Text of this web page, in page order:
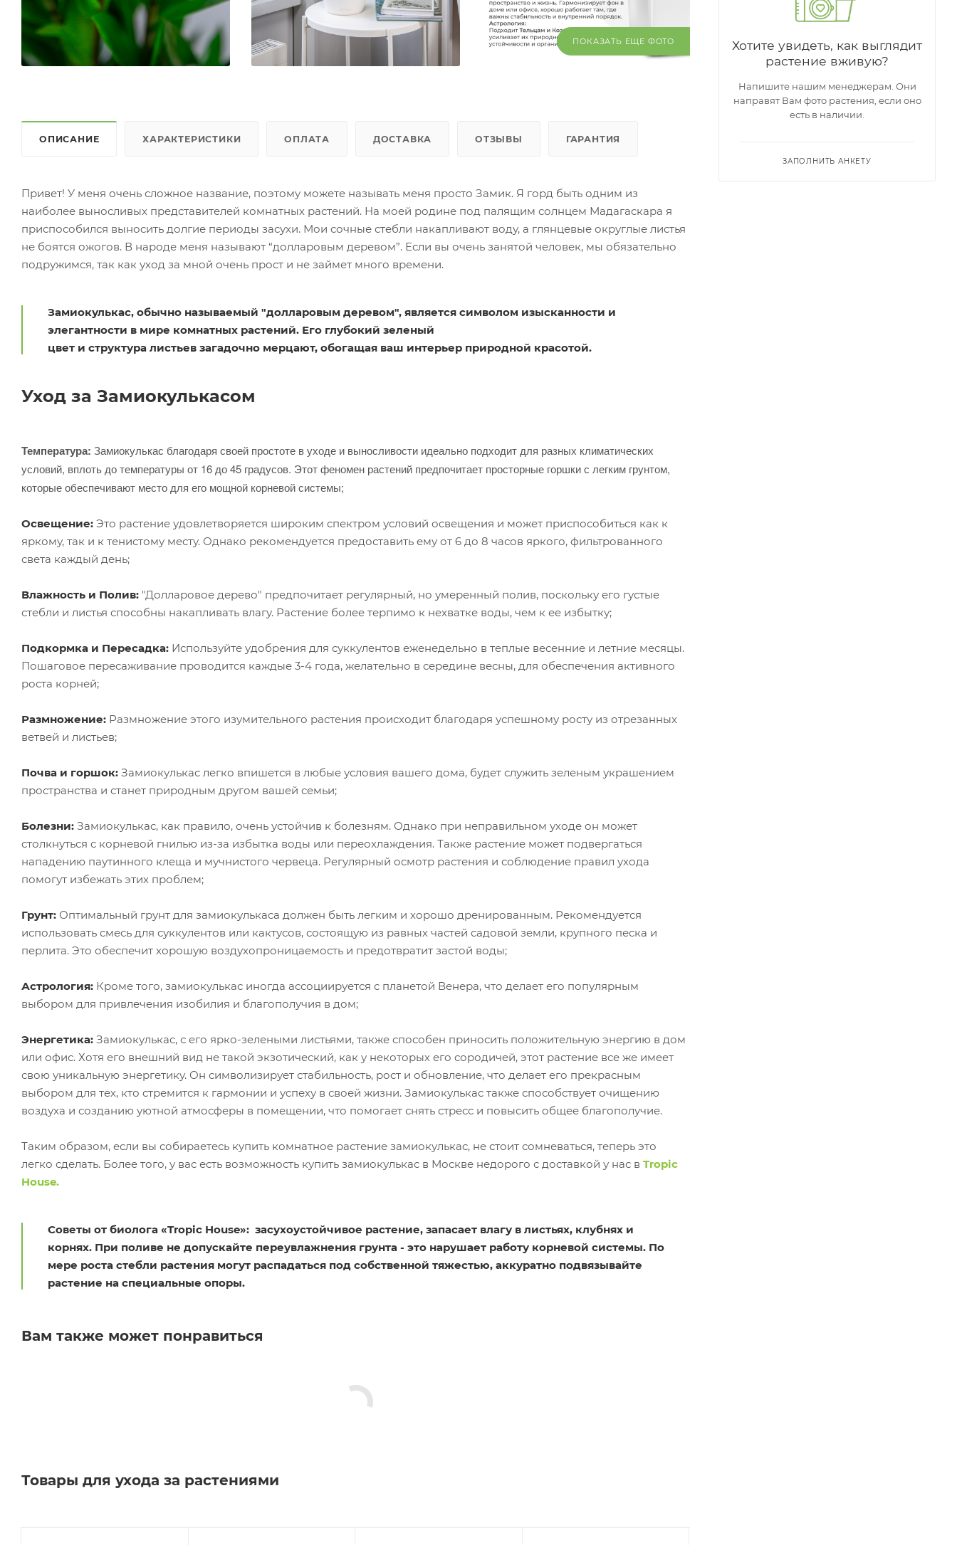
ПОКАЗАТЬ ЕЩЕ ФОТО
ОПИСАНИЕ ХАРАКТЕРИСТИКИ ОПЛАТА ДОСТАВКА ОТЗЫВЫ ГАРАНТИЯ
Привет! У меня очень сложное название, поэтому можете называть меня просто Замик. Я горд быть одним из
наиболее выносливых представителей комнатных растений. На моей родине под палящим солнцем Мадагаскара я
приспособился выносить долгие периоды засухи. Мои сочные стебли накапливают воду, а глянцевые округлые листья
не боятся ожогов. В народе меня называют “долларовым деревом”. Если вы очень занятой человек, мы обязательно
подружимся, так как уход за мной очень прост и не займет много времени.
Замиокулькас, обычно называемый "долларовым деревом", является символом изысканности и
элегантности в мире комнатных растений. Его глубокий зеленый
цвет и структура листьев загадочно мерцают, обогащая ваш интерьер природной красотой.
Уход за Замиокулькасом
Температура: Замиокулькас благодаря своей простоте в уходе и выносливости идеально подходит для разных климатических
условий, вплоть до температуры от 16 до 45 градусов. Этот феномен растений предпочитает просторные горшки с легким грунтом,
которые обеспечивают место для его мощной корневой системы;
Освещение: Это растение удовлетворяется широким спектром условий освещения и может приспособиться как к
яркому, так и к тенистому месту. Однако рекомендуется предоставить ему от 6 до 8 часов яркого, фильтрованного
света каждый день;
Влажность и Полив: "Долларовое дерево" предпочитает регулярный, но умеренный полив, поскольку его густые
стебли и листья способны накапливать влагу. Растение более терпимо к нехватке воды, чем к ее избытку;
Подкормка и Пересадка: Используйте удобрения для суккулентов еженедельно в теплые весенние и летние месяцы.
Пошаговое пересаживание проводится каждые 3-4 года, желательно в середине весны, для обеспечения активного
роста корней;
Размножение: Размножение этого изумительного растения происходит благодаря успешному росту из отрезанных
ветвей и листьев;
Почва и горшок: Замиокулькас легко впишется в любые условия вашего дома, будет служить зеленым украшением
пространства и станет природным другом вашей семьи;
Болезни: Замиокулькас, как правило, очень устойчив к болезням. Однако при неправильном уходе он может
столкнуться с корневой гнилью из-за избытка воды или переохлаждения. Также растение может подвергаться
нападению паутинного клеща и мучнистого червеца. Регулярный осмотр растения и соблюдение правил ухода
помогут избежать этих проблем;
Грунт: Оптимальный грунт для замиокулькаса должен быть легким и хорошо дренированным. Рекомендуется
использовать смесь для суккулентов или кактусов, состоящую из равных частей садовой земли, крупного песка и
перлита. Это обеспечит хорошую воздухопроницаемость и предотвратит застой воды;
Астрология: Кроме того, замиокулькас иногда ассоциируется с планетой Венера, что делает его популярным
выбором для привлечения изобилия и благополучия в дом;
Энергетика: Замиокулькас, с его ярко-зелеными листьями, также способен приносить положительную энергию в дом
или офис. Хотя его внешний вид не такой экзотический, как у некоторых его сородичей, этот растение все же имеет
свою уникальную энергетику. Он символизирует стабильность, рост и обновление, что делает его прекрасным
выбором для тех, кто стремится к гармонии и успеху в своей жизни. Замиокулькас также способствует очищению
воздуха и созданию уютной атмосферы в помещении, что помогает снять стресс и повысить общее благополучие.
Таким образом, если вы собираетесь купить комнатное растение замиокулькас, не стоит сомневаться, теперь это
легко сделать. Более того, у вас есть возможность купить замиокулькас в Москве недорого с доставкой у нас в Tropic
House.
Советы от биолога «Tropic House»: засухоустойчивое растение, запасает влагу в листьях, клубнях и
корнях. При поливе не допускайте переувлажнения грунта - это нарушает работу корневой системы. По
мере роста стебли растения могут распадаться под собственной тяжестью, аккуратно подвязывайте
растение на специальные опоры.
Вам также может понравиться
Товары для ухода за растениями
Хотите увидеть, как выглядит
растение вживую?
Напишите нашим менеджерам. Они
направят Вам фото растения, если оно
есть в наличии.
ЗАПОЛНИТЬ АНКЕТУ